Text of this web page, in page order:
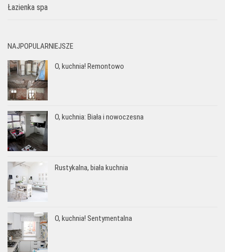
Łazienka spa
NAJPOPULARNIEJSZE
O, kuchnia! Remontowo
O, kuchnia: Biała i nowoczesna
Rustykalna, biała kuchnia
O, kuchnia! Sentymentalna